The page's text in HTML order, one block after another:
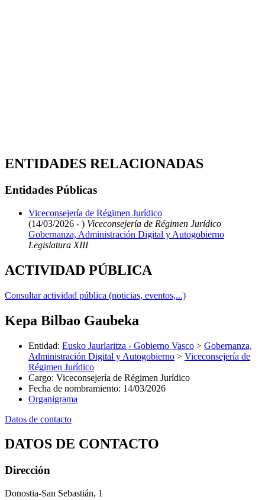
ENTIDADES RELACIONADAS
Entidades Públicas
Viceconsejería de Régimen Jurídico
(14/03/2026 - ) Viceconsejería de Régimen Jurídico
Gobernanza, Administración Digital y Autogobierno
Legislatura XIII
ACTIVIDAD PÚBLICA
Consultar actividad pública (noticias, eventos,...)
Kepa Bilbao Gaubeka
Entidad: Eusko Jaurlaritza - Gobierno Vasco > Gobernanza,
Administración Digital y Autogobierno > Viceconsejería de
Régimen Jurídico
Cargo: Viceconsejería de Régimen Jurídico
Fecha de nombramiento: 14/03/2026
Organigrama
Datos de contacto
DATOS DE CONTACTO
Dirección
Donostia-San Sebastián, 1